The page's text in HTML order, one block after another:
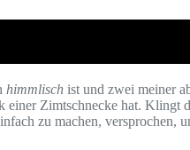
himmlisch ist und zwei meiner
Zimtschnecke hat. Klingt
zu machen, versprochen,